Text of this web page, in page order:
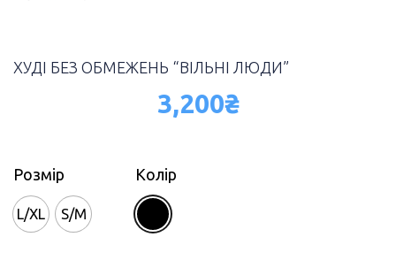
ХУДІ БЕЗ ОБМЕЖЕНЬ “ВІЛЬНІ ЛЮДИ”
3,200₴
Розмір
L/XL S/M
Колір